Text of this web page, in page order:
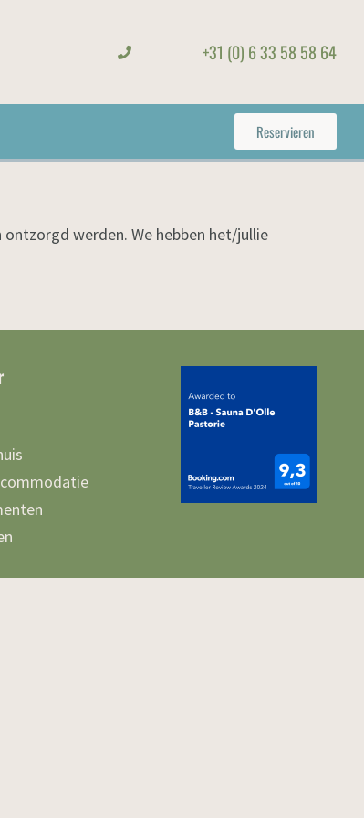
+31 (0) 6 33 58 58 64
Reservieren
werden. We hebben het/jullie